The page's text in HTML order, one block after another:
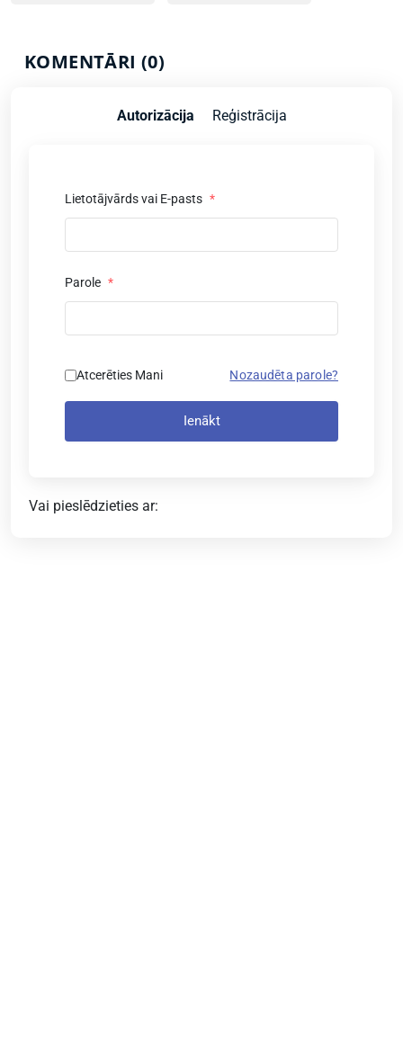
KOMENTĀRI (0)
Autorizācija Reģistrācija
Lietotājvārds vai E-pasts *
Parole *
Atcerēties Mani Nozaudēta parole?
Ienākt
Vai pieslēdzieties ar: